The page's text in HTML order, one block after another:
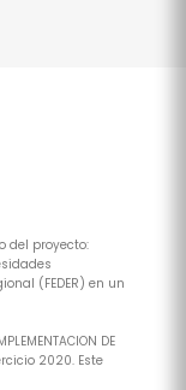
del proyecto:
(FEDER) en un
DE
2020. Este